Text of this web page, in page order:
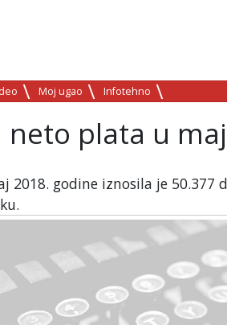
Moj ugao Infotehno
neto plata u
2018. godine iznosila je 50.377